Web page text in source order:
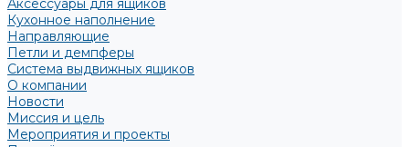
Аксессуары для ящиков
Кухонное наполнение
Направляющие
Петли и демпферы
Система выдвижных ящиков
О компании
Новости
Миссия и цель
Мероприятия и проекты